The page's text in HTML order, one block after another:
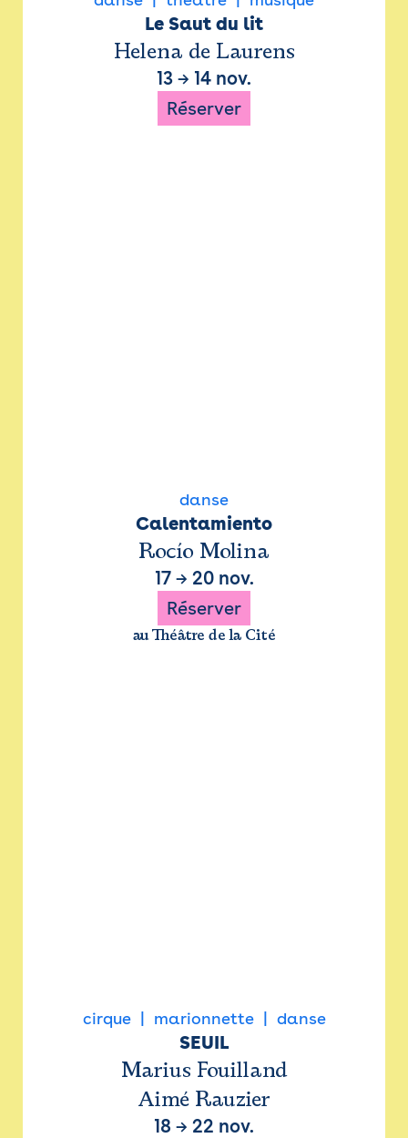
Le Saut du lit
Helena de Laurens
13 → 14 nov.
Réserver
danse
Calentamiento
Rocío Molina
17→ 20 nov.
Réserver
au Théâtre de la Cité
cirque marionnette danse
SEUIL
Marius Fouilland
Aimé Rauzier
18 → 22 nov.